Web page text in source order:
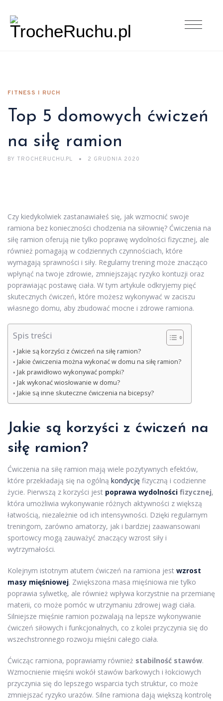
FITNESS I RUCH
Top 5 domowych ćwiczeń
na siłę ramion
BY TROCHERUCHU.PL 2 GRUDNIA 2020
Czy kiedykolwiek zastanawiałeś się, jak wzmocnić swoje
ramiona bez konieczności chodzenia na siłownię? Ćwiczenia na
siłę ramion oferują nie tylko poprawę wydolności fizycznej, ale
również pomagają w codziennych czynnościach, które
wymagają sprawności i siły. Regularny trening może znacząco
wpłynąć na twoje zdrowie, zmniejszając ryzyko kontuzji oraz
poprawiając postawę ciała. W tym artykule odkryjemy pięć
skutecznych ćwiczeń, które możesz wykonywać w zaciszu
własnego domu, aby zbudować mocne i zdrowe ramiona.
Spis treści
Jakie są korzyści z ćwiczeń na siłę ramion?
Jakie ćwiczenia można wykonać w domu na siłę ramion?
Jak prawidłowo wykonywać pompki?
Jak wykonać wiosłowanie w domu?
Jakie są inne skuteczne ćwiczenia na bicepsy?
Jakie są korzyści z ćwiczeń na
siłę ramion?
Ćwiczenia na siłę ramion mają wiele pozytywnych efektów,
które przekładają się na ogólną kondycję fizyczną i codzienne
życie. Pierwszą z korzyści jest poprawa wydolności fizycznej,
która umożliwia wykonywanie różnych aktywności z większą
łatwością, niezależnie od ich intensywności. Dzięki regularnym
treningom, zarówno amatorzy, jak i bardziej zaawansowani
sportowcy mogą zauważyć znaczący wzrost siły i
wytrzymałości.
Kolejnym istotnym atutem ćwiczeń na ramiona jest wzrost
masy mięśniowej. Zwiększona masa mięśniowa nie tylko
poprawia sylwetkę, ale również wpływa korzystnie na przemianę
materii, co może pomóc w utrzymaniu zdrowej wagi ciała.
Silniejsze mięśnie ramion pozwalają na lepsze wykonywanie
ćwiczeń siłowych i funkcjonalnych, co z kolei przyczynia się do
wszechstronnego rozwoju mięśni całego ciała.
Ćwicząc ramiona, poprawiamy również stabilność stawów.
Wzmocnienie mięśni wokół stawów barkowych i łokciowych
przyczynia się do lepszego wsparcia tych struktur, co może
zmniejszać ryzyko urazów. Silne ramiona dają większą kontrolę